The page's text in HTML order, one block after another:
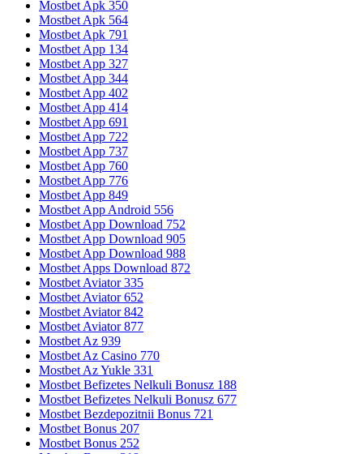
Mostbet Apk 350
Mostbet Apk 564
Mostbet Apk 791
Mostbet App 134
Mostbet App 327
Mostbet App 344
Mostbet App 402
Mostbet App 414
Mostbet App 691
Mostbet App 722
Mostbet App 737
Mostbet App 760
Mostbet App 776
Mostbet App 849
Mostbet App Android 556
Mostbet App Download 752
Mostbet App Download 905
Mostbet App Download 988
Mostbet Apps Download 872
Mostbet Aviator 335
Mostbet Aviator 652
Mostbet Aviator 842
Mostbet Aviator 877
Mostbet Az 939
Mostbet Az Casino 770
Mostbet Az Yukle 331
Mostbet Befizetes Nelkuli Bonusz 188
Mostbet Befizetes Nelkuli Bonusz 677
Mostbet Bezdepozitnii Bonus 721
Mostbet Bonus 207
Mostbet Bonus 252